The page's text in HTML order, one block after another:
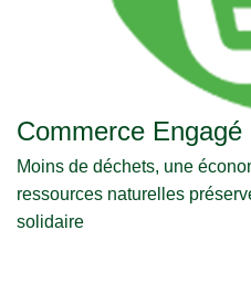
Commerce Engagé
Moins de déchets, une
ressources naturelles
solidaire